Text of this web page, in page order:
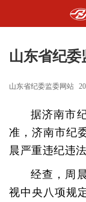
山东省纪委
山东省纪委监委网站
据济南市
准，济南市纪
晨严重违纪违
经查，周
视中央八项规